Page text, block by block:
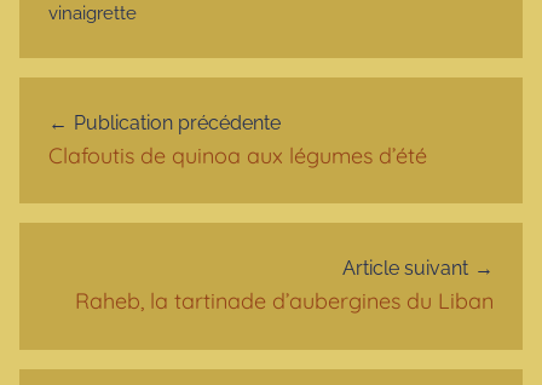
vinaigrette
Publication précédente
Clafoutis de quinoa aux légumes d’été
Article suivant
Raheb, la tartinade d’aubergines du Liban